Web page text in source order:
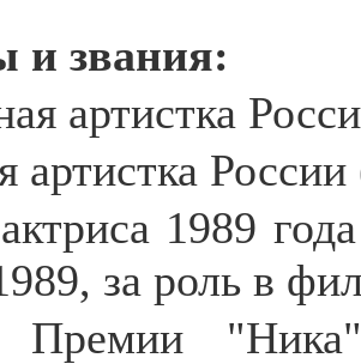
и звания:
артистка
артистка
1989
за роль в
Премии